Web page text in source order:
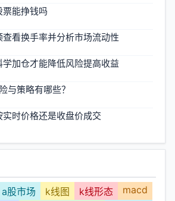
能挣钱吗
看换手率并分析市场流动性
学加仓才能降低风险提高收益
与策略有哪些？
实时价格还是收盘价成交
a股市场 k线图 k线形态
macd